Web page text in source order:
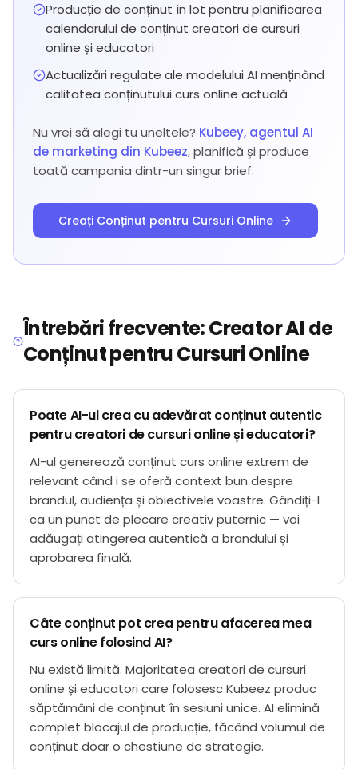
Producție de conținut în lot pentru planificarea
calendarului de conținut creatori de cursuri
online și educatori
Actualizări regulate ale modelului AI menținând
calitatea conținutului curs online actuală
Nu vrei să alegi tu uneltele? Kubeey, agentul AI
de marketing din Kubeez, planifică și produce
toată campania dintr-un singur brief.
Creați Conținut pentru Cursuri Online
Întrebări frecvente: Creator AI de
Conținut pentru Cursuri Online
Poate AI-ul crea cu adevărat conținut autentic
pentru creatori de cursuri online și educatori?
AI-ul generează conținut curs online extrem de
relevant când i se oferă context bun despre
brandul, audiența și obiectivele voastre. Gândiți-l
ca un punct de plecare creativ puternic — voi
adăugați atingerea autentică a brandului și
aprobarea finală.
Câte conținut pot crea pentru afacerea mea
curs online folosind AI?
Nu există limită. Majoritatea creatori de cursuri
online și educatori care folosesc Kubeez produc
săptămâni de conținut în sesiuni unice. AI elimină
complet blocajul de producție, făcând volumul de
conținut doar o chestiune de strategie.